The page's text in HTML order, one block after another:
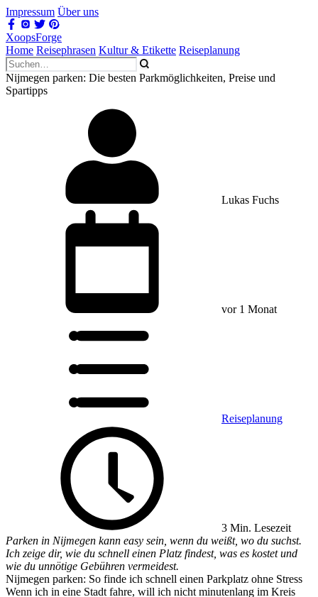
Impressum Über uns
XoopsForge
Home Reisephrasen Kultur & Etikette Reiseplanung
Nijmegen parken: Die besten Parkmöglichkeiten, Preise und
Spartipps
Lukas Fuchs
vor 1 Monat
Reiseplanung
3 Min. Lesezeit
Parken in Nijmegen kann easy sein, wenn du weißt, wo du suchst.
Ich zeige dir, wie du schnell einen Platz findest, was es kostet und
wie du unnötige Gebühren vermeidest.
Nijmegen parken: So finde ich schnell einen Parkplatz ohne Stress
Wenn ich in eine Stadt fahre, will ich nicht minutenlang im Kreis